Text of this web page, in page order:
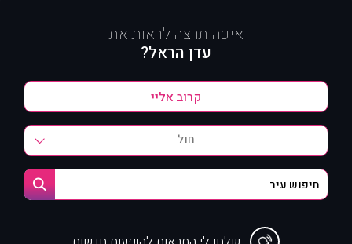
איפה תרצה לראות את
עדן הראל?
חול